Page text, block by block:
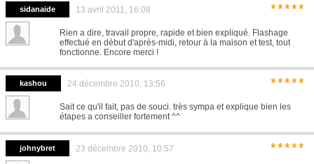
sidanaide 13 avril 2011, 16:08 *****
Rien a dire, travail propre, rapide et bien expliqué. Flashage
effectué en début d'après-midi, retour à la maison et test, tout
fonctionne. Encore merci !
kashou 24 décembre 2010, 13:56 *****
Sait ce qu'il fait, pas de souci. très sympa et explique bien les
étapes a conseiller fortement ^^
johnybret 23 décembre 2010, 10:57 *****